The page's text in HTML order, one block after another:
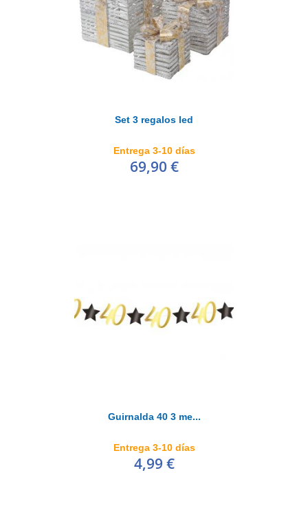
Set 3 regalos led
Entrega 3-10 días
69,90 €
Guirnalda 40 3 me...
Entrega 3-10 días
4,99 €